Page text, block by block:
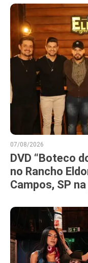
07/08/2026
DVD “Boteco
no Rancho
Campos, SP